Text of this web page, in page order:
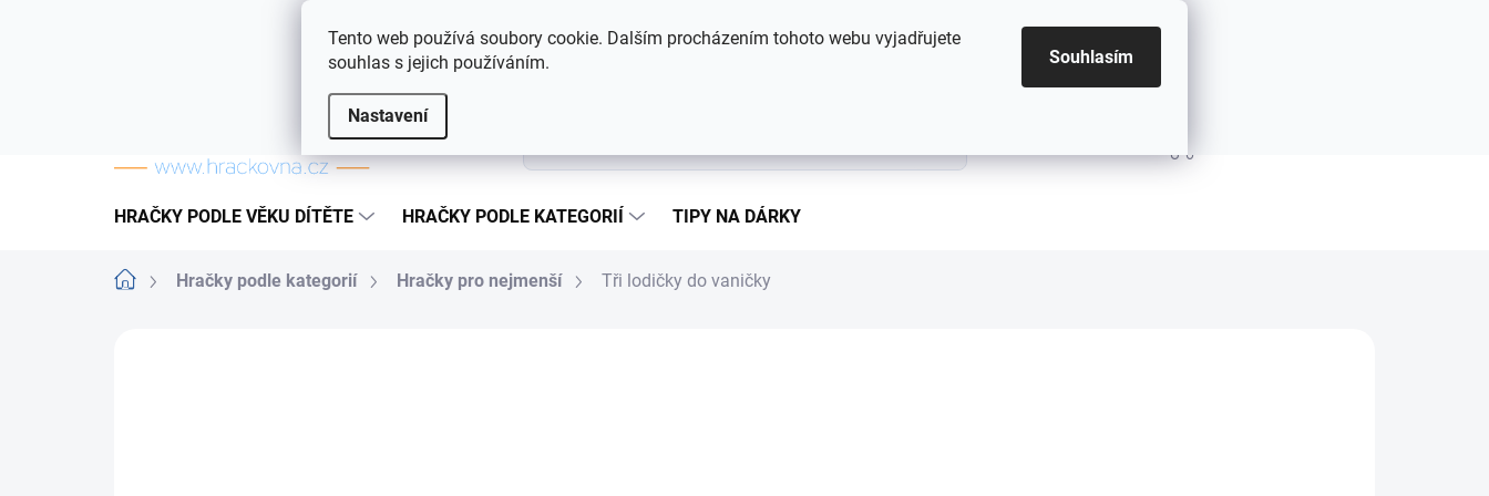
Tento web používá soubory cookie. Dalším procházením tohoto webu vyjadřujete
souhlas s jejich používáním.
Nastavení
Souhlasím
Často kladené otázky Hodnocení obchodu Kontakty
HRAČKY PODLE VĚKU DÍTĚTE HRAČKY PODLE KATEGORIÍ TIPY NA DÁRKY
DomůHračky podle kategorií Hračky pro nejmenší Tři lodičky do vaničky